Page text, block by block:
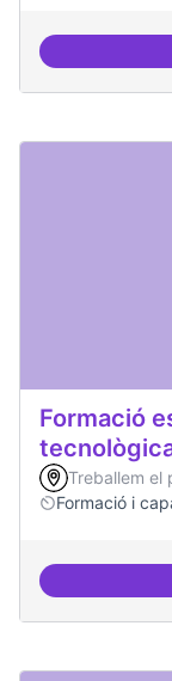
Formació
Treballem el
Formació i